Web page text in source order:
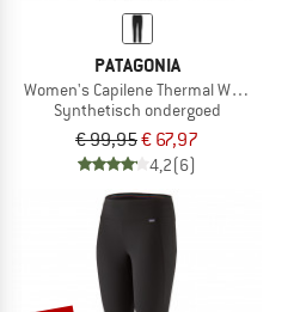
PATAGONIA
Women's Capilene Thermal Weight
Synthetisch ondergoed
€ 99,95€ 67,97
4,2(6)